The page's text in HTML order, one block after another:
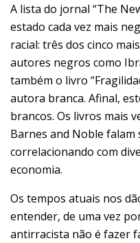
A lista do jornal “The
estado cada vez mais
racial: três dos cinco
autores negros como
também o livro
autora branca. Afinal,
brancos. Os livros mais
Barnes and Noble falam
correlacionando com
economia.
Os tempos atuais nos
entender, de uma vez
antirracista não é fazer